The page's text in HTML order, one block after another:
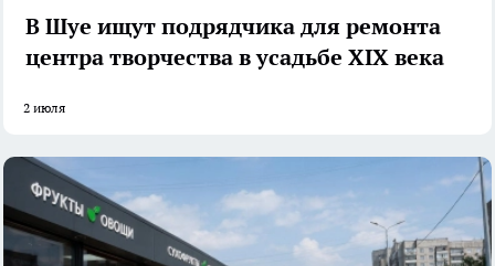
В Шуе ищут подрядчика для ремонта
центра творчества в усадьбе XIX века
2 июля